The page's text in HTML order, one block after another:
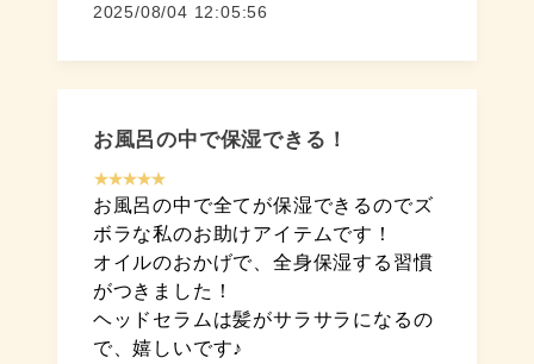
2025/08/04 12:05:56
お風呂の中で保湿できる！
★★★★★
お風呂の中で全てが保湿できるのでズ
ボラな私のお助けアイテムです！
オイルのおかげで、全身保湿する習慣
がつきました！
ヘッドセラムは髪がサラサラになるの
で、嬉しいです♪